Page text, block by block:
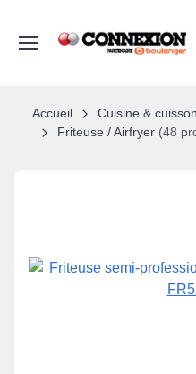
Accueil Cuisine & cuisson
Friteuse / Airfryer(48